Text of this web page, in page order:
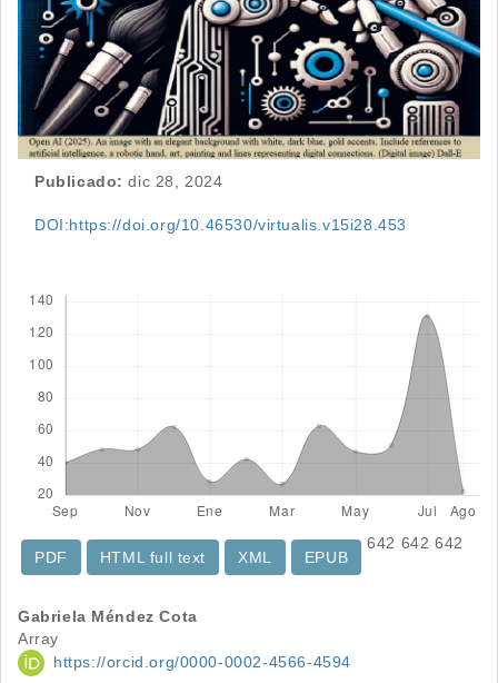
Publicado: dic 28, 2024
DOI:https://doi.org/10.46530/virtualis.v15i28.453
642
PDF
642
HTML full text
XML
642
EPUB
Contenido
principal
Gabriela Méndez Cota
Array
https://orcid.org/0000-0002-4566-4594